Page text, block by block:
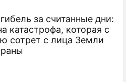
за считанные дни:
катастрофа, которая с
сотрет с лица Земли